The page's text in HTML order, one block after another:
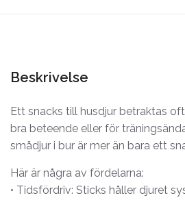
Beskrivelse
Ett snacks till husdjur betraktas
bra beteende eller för
smådjur i bur är mer än bara ett
Här är några av fördelarna:
• Tidsfördriv: Sticks håller djuret